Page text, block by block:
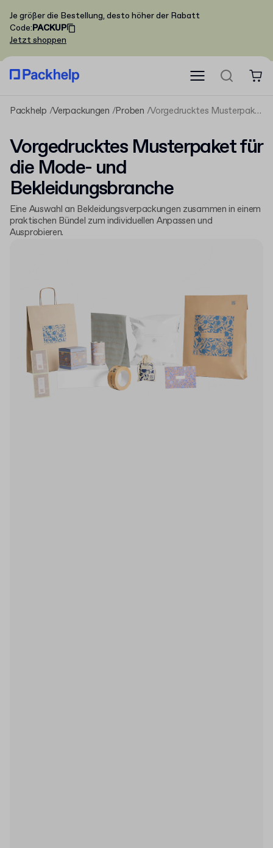
Je größer die Bestellung, desto höher der Rabatt
Code:PACKUP
Jetzt shoppen
Packhelp Verpackungen Proben Vorgedrucktes Musterpaket für die Mode- und Bekleidungsbranche
Vorgedrucktes Musterpaket für
die Mode- und
Bekleidungsbranche
Eine Auswahl an Bekleidungsverpackungen zusammen in einem
praktischen Bündel zum individuellen Anpassen und
Ausprobieren.